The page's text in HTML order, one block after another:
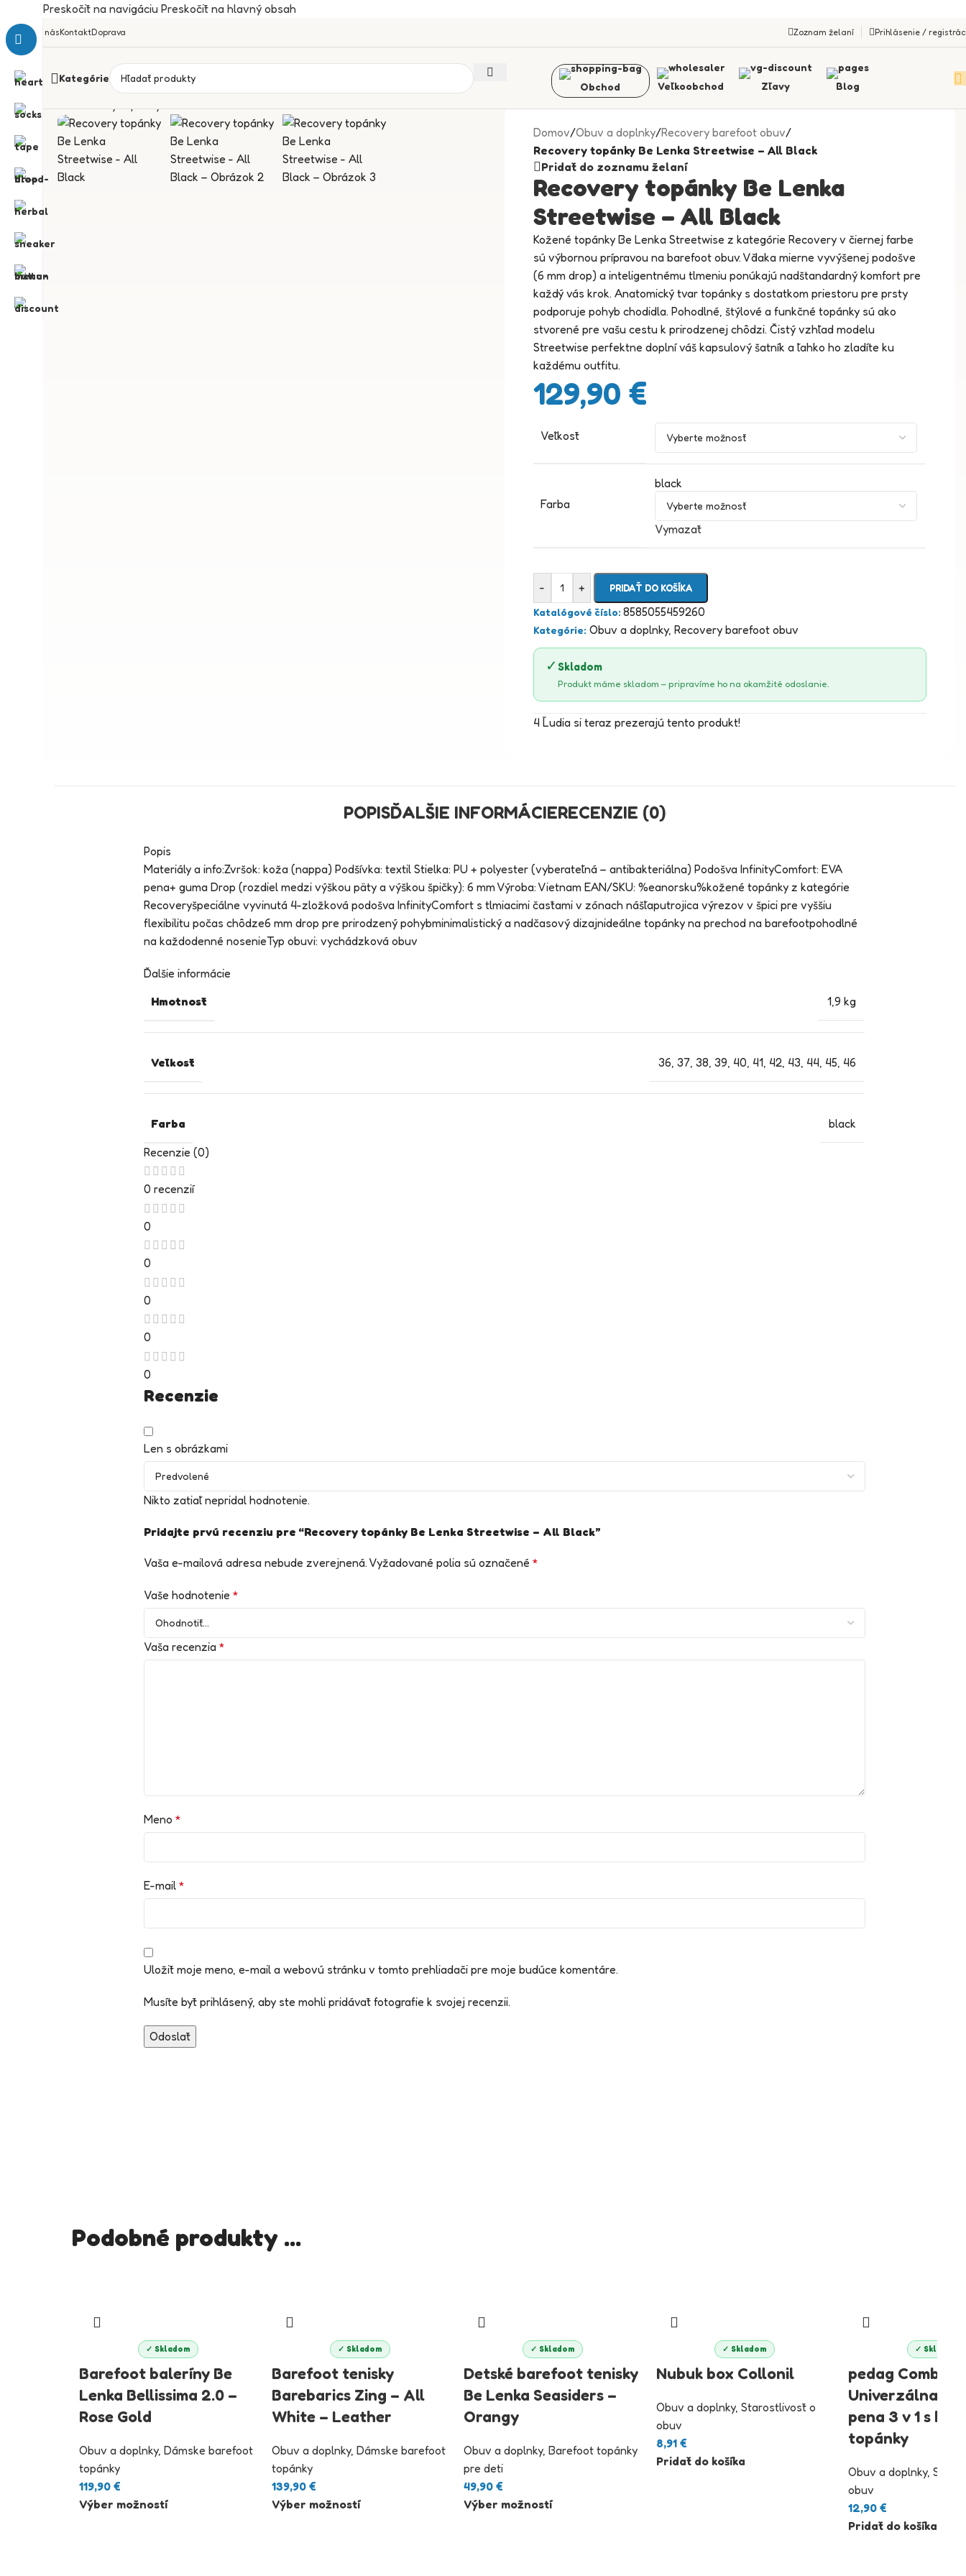
Preskočiť na navigáciu Preskočiť na hlavný obsah
O násKontaktDoprava Zoznam želaní Prihlásenie /
Kategórie
Obchod Veľkoobchod Zľavy Blog
Domov/Obuv a doplnky/Recovery barefoot obuv/
Recovery topánky Be Lenka Streetwise – All Black
Pridať do zoznamu želaní
Recovery topánky Be Lenka
Streetwise – All Black
Kožené topánky Be Lenka Streetwise z kategórie Recovery v čiernej farbe
sú výbornou prípravou na barefoot obuv. Vďaka mierne vyvýšenej podošve
(6 mm drop) a inteligentnému tlmeniu ponúkajú nadštandardný komfort pre
každý vás krok. Anatomický tvar topánky s dostatkom priestoru pre prsty
podporuje pohyb chodidla. Pohodlné, štýlové a funkčné topánky sú ako
stvorené pre vašu cestu k prirodzenej chôdzi. Čistý vzhľad modelu
Streetwise perfektne doplní váš kapsulový šatník a ľahko ho zladíte ku
každému outfitu.
129,90 €
Veľkosť
Farba
black
Vymazať
- + PRIDAŤ DO KOŠÍKA
Katalógové číslo: 8585055459260
Kategórie: Obuv a doplnky, Recovery barefoot obuv
✓ Skladom
Produkt máme skladom – pripravíme ho na okamžité odoslanie.
4 Ľudia si teraz prezerajú tento produkt!
POPISĎALŠIE INFORMÁCIERECENZIE (0)
Popis
Materiály a info:Zvršok: koža (nappa) Podšívka: textil Stielka: PU + polyester (vyberateľná – antibakteriálna) Podošva InfinityComfort: EVA
pena+ guma Drop (rozdiel medzi výškou päty a výškou špičky): 6 mm Výroba: Vietnam EAN/SKU: %eanorsku%kožené topánky z kategórie
Recoveryšpeciálne vyvinutá 4-zložková podošva InfinityComfort s tlmiacimi časťami v zónach nášľaputrojica výrezov v špici pre vyššiu
flexibilitu počas chôdze6 mm drop pre prirodzený pohybminimalistický a nadčasový dizajnideálne topánky na prechod na barefootpohodlné
na každodenné nosenieTyp obuvi: vychádzková obuv
Ďalšie informácie
Hmotnosť
1,9 kg
Veľkosť 36,37,38,39, 40, 41, 42, 43, 44, 45, 46
Farba
black
Recenzie (0)
0 recenzií
0
0
0
0
0
Recenzie
Len s obrázkami
Nikto zatiaľ nepridal hodnotenie.
Pridajte prvú recenziu pre “Recovery topánky Be Lenka Streetwise – All Black”
Vaša e-mailová adresa nebude zverejnená. Vyžadované polia sú označené*
Vaše hodnotenie*
Vaša recenzia*
Meno*
E-mail*
Uložiť moje meno, e-mail a webovú stránku v tomto prehliadači pre moje budúce komentáre.
Musíte byť prihlásený, aby ste mohli pridávať fotografie k svojej recenzii.
Podobné produkty ...
✓ Skladom
Barefoot baleríny Be
Lenka Bellissima 2.0 –
Rose Gold
Obuv a doplnky, Dámske barefoot
topánky
119,90 €
Výber možností
✓ Skladom
Barefoot tenisky
Barebarics Zing – All
White – Leather
Obuv a doplnky, Dámske barefoot
topánky
139,90 €
Výber možností
✓ Skladom
Detské barefoot tenisky
Be Lenka Seasiders –
Orangy
Obuv a doplnky, Barefoot topánky
pre deti
49,90€
Výber možností
✓ Skladom
Nubuk box Collonil
Obuv a doplnky, Starostlivosť o
obuv
8,91 €
Pridať do košíka
✓ Skladom
pedag Combi
Univerzálna
pena 3 v 1 s
topánky
Obuv a doplnky,
obuv
12,90€
Pridať do košíka